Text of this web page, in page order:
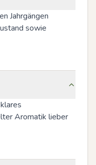
Jahrgängen
sowie
Aromatik lieber